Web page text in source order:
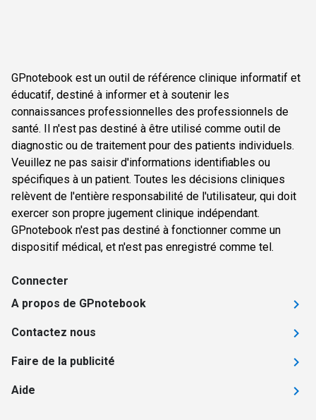
GPnotebook est un outil de référence clinique informatif et
éducatif, destiné à informer et à soutenir les
connaissances professionnelles des professionnels de
santé. Il n'est pas destiné à être utilisé comme outil de
diagnostic ou de traitement pour des patients individuels.
Veuillez ne pas saisir d'informations identifiables ou
spécifiques à un patient. Toutes les décisions cliniques
relèvent de l'entière responsabilité de l'utilisateur, qui doit
exercer son propre jugement clinique indépendant.
GPnotebook n'est pas destiné à fonctionner comme un
dispositif médical, et n'est pas enregistré comme tel.
Connecter
A propos de GPnotebook
Contactez nous
Faire de la publicité
Aide